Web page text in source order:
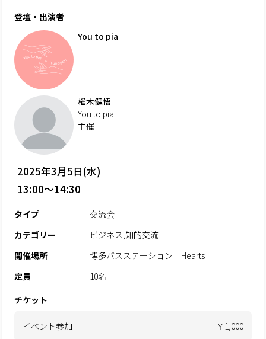
登壇・出演者
You to pia
楢木健悟
You to pia
主催
2025年3月5日(水)
13:00～14:30
タイプ
交流会
カテゴリー
ビジネス,知的交流
開催場所
博多バスステーション Hearts
定員
10名
チケット
イベント参加 ￥1,000